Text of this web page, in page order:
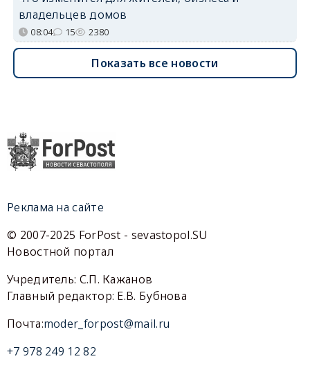
владельцев домов
08:04 15 2380
Показать все новости
Реклама на сайте
© 2007-2025 ForPost - sevastopol.SU
Новостной портал
Учредитель: С.П. Кажанов
Главный редактор: Е.В. Бубнова
Почта:moder_forpost@mail.ru
+7 978 249 12 82